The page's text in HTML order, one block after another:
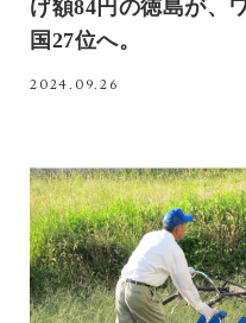
げ額84円の徳島が、
国27位へ。
2024.09.26